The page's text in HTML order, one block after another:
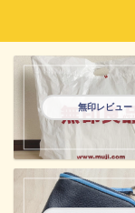
無印レビュー